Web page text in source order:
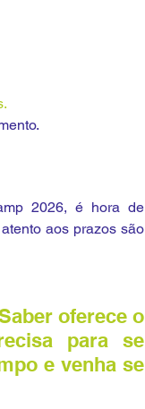
2026, é hora de
aos prazos são
oferece o
para se
e venha se